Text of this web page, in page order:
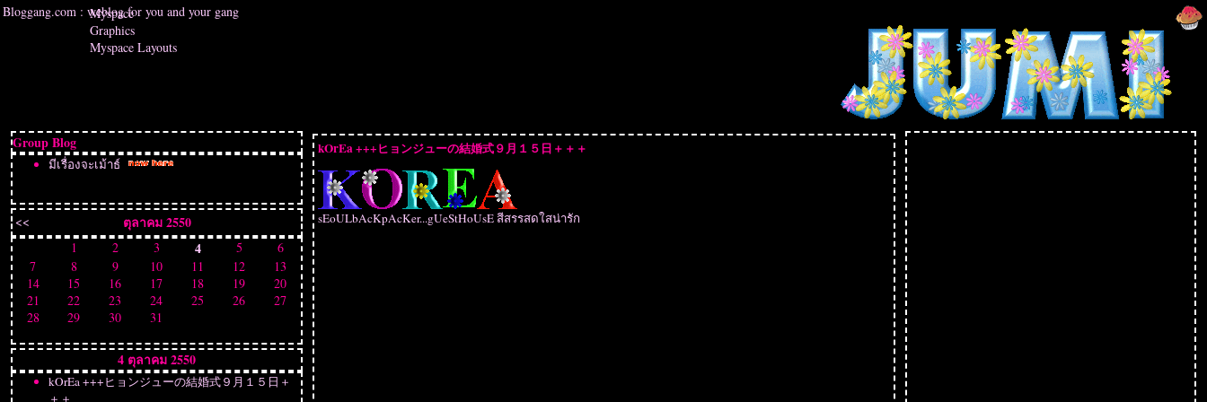
Bloggang.com : weblog for you and your gang
Group Blog
มีเรื่องจะเม้าธ์
<< ตุลาคม 2550
1 2 3 4 5
6
7
8 9 10 11 12
13
14
15 16 17 18 19
20
21
22 23 24 25 26
27
28
29 30 31
4 ตุลาคม 2550
kOrEa +++ヒョンジューの結婚式９月１５日＋
＋＋
kOrEa +++ヒョンジューの結婚式９月１５日＋＋＋
sEoULbAcKpAcKer...gUeStHoUsE สีสรรสดใสน่ารัก
Myspace
Graphics
Myspace Layouts